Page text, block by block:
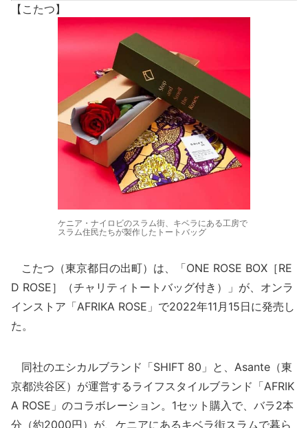
【こたつ】
ケニア・ナイロビのスラム街、キベラにある工房で
スラム住民たちが製作したトートバッグ
こたつ（東京都日の出町）は、「ONE ROSE BOX［RE
D ROSE］（チャリティトートバッグ付き）」が、オンラ
インストア「AFRIKA ROSE」で2022年11月15日に発売し
た。
同社のエシカルブランド「SHIFT 80」と、Asante（東
京都渋谷区）が運営するライフスタイルブランド「AFRIK
A ROSE」のコラボレーション。1セット購入で、バラ2本
分（約2000円）が、ケニアにあるキベラ街スラムで暮ら